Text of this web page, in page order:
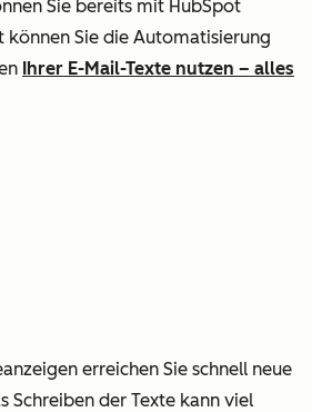
Sie bereits mit HubSpot
können Sie die Automatisierung
Ihrer E-Mail-Texte nutzen – alles
erreichen Sie schnell neue
Schreiben der Texte kann viel